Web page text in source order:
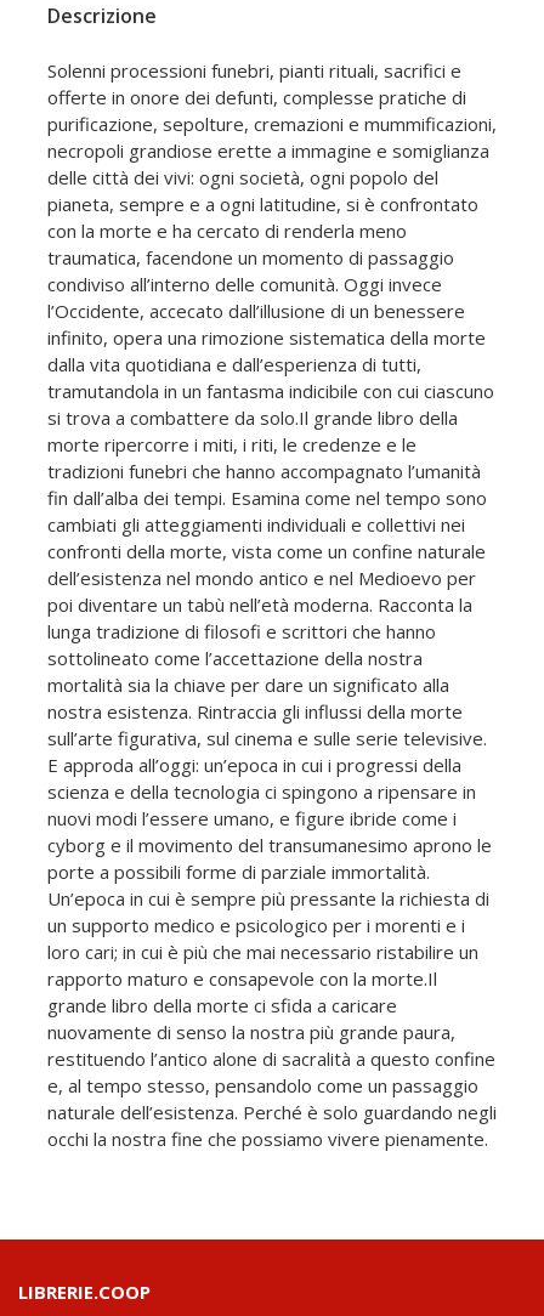
Descrizione
Solenni processioni funebri, pianti rituali, sacrifici e
offerte in onore dei defunti, complesse pratiche di
purificazione, sepolture, cremazioni e mummificazioni,
necropoli grandiose erette a immagine e somiglianza
delle città dei vivi: ogni società, ogni popolo del
pianeta, sempre e a ogni latitudine, si è confrontato
con la morte e ha cercato di renderla meno
traumatica, facendone un momento di passaggio
condiviso all’interno delle comunità. Oggi invece
l’Occidente, accecato dall’illusione di un benessere
infinito, opera una rimozione sistematica della morte
dalla vita quotidiana e dall’esperienza di tutti,
tramutandola in un fantasma indicibile con cui ciascuno
si trova a combattere da solo.Il grande libro della
morte ripercorre i miti, i riti, le credenze e le
tradizioni funebri che hanno accompagnato l’umanità
fin dall’alba dei tempi. Esamina come nel tempo sono
cambiati gli atteggiamenti individuali e collettivi nei
confronti della morte, vista come un confine naturale
dell’esistenza nel mondo antico e nel Medioevo per
poi diventare un tabù nell’età moderna. Racconta la
lunga tradizione di filosofi e scrittori che hanno
sottolineato come l’accettazione della nostra
mortalità sia la chiave per dare un significato alla
nostra esistenza. Rintraccia gli influssi della morte
sull’arte figurativa, sul cinema e sulle serie televisive.
E approda all’oggi: un’epoca in cui i progressi della
scienza e della tecnologia ci spingono a ripensare in
nuovi modi l’essere umano, e figure ibride come i
cyborg e il movimento del transumanesimo aprono le
porte a possibili forme di parziale immortalità.
Un’epoca in cui è sempre più pressante la richiesta di
un supporto medico e psicologico per i morenti e i
loro cari; in cui è più che mai necessario ristabilire un
rapporto maturo e consapevole con la morte.Il
grande libro della morte ci sfida a caricare
nuovamente di senso la nostra più grande paura,
restituendo l’antico alone di sacralità a questo confine
e, al tempo stesso, pensandolo come un passaggio
naturale dell’esistenza. Perché è solo guardando negli
occhi la nostra fine che possiamo vivere pienamente.
LIBRERIE.COOP